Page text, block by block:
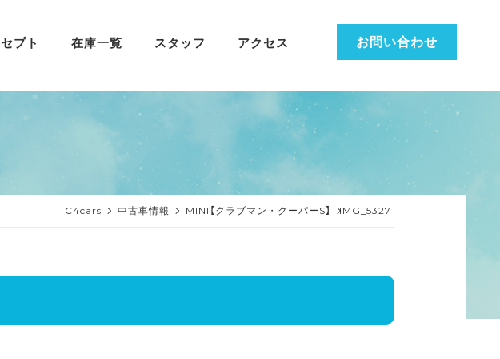
プト 在庫一覧 スタッフ アクセス お問い合わせ
C4cars 中古車情報 MINI【クラブマン・クーパーS】 IMG_5327